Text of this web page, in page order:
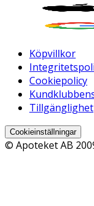
Köpvillkor
Cookiepolicy
Tillgänglighet
Cookieinställningar
© Apoteket AB